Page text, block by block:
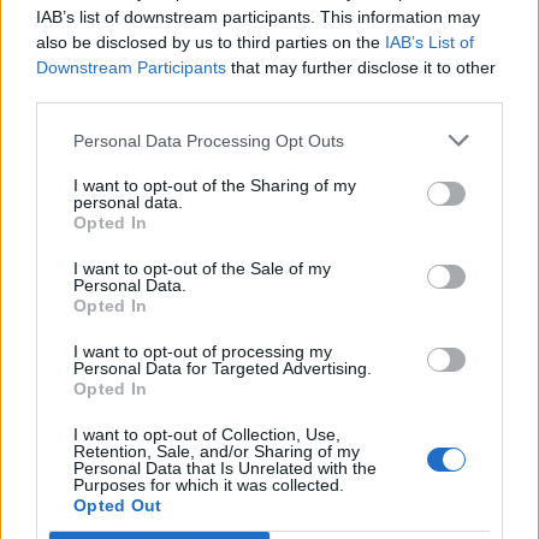
IAB’s list of downstream participants. This information may
also be disclosed by us to third parties on the IAB’s List of
Downstream Participants that may further disclose it to other
Personal Data Processing Opt Outs
I want to opt-out of the Sharing of my
personal data.
Opted In
I want to opt-out of the Sale of my
Personal Data.
Opted In
I want to opt-out of processing my
Personal Data for Targeted Advertising.
Opted In
I want to opt-out of Collection, Use,
Retention, Sale, and/or Sharing of my
Personal Data that Is Unrelated with the
Purposes for which it was collected.
Opted Out
🪐🚀 Canciones para Ver las Estrellas:
Psicodelia y Space Rock 🎸✨
🌌🚀 Viaje intergaláctico: la mejor selección de
psicodelia, space rock y atmósferas cósmicas para
tus noches de astronomía. 🪐🎸 Desconecta, mira